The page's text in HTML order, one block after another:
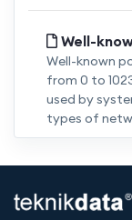
Well-
Well-known
from 0 to
used by
types of